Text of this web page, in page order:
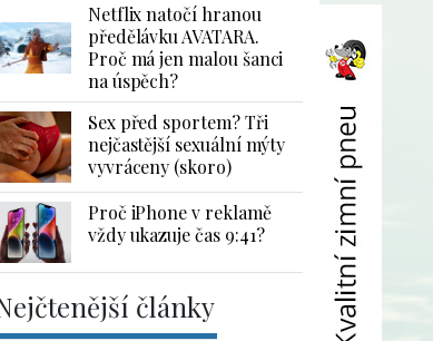
Netflix natočí hranou
předělávku AVATARA.
Proč má jen malou šanci
na úspěch?
Sex před sportem? Tři
nejčastější sexuální mýty
vyvráceny (skoro)
Proč iPhone v reklamě
vždy ukazuje čas 9:41?
články